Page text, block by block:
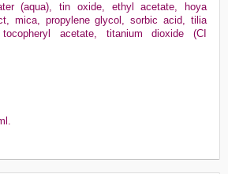
(aqua), tin oxide, ethyl acetate, hoya
mica, propylene glycol, sorbic acid, tilia
acetate, titanium dioxide (CI